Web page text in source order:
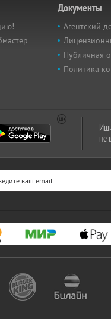
Документы
Агентский
Публичная
Политика
не